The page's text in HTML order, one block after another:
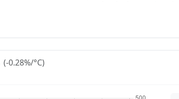
(-0.28%/°C)